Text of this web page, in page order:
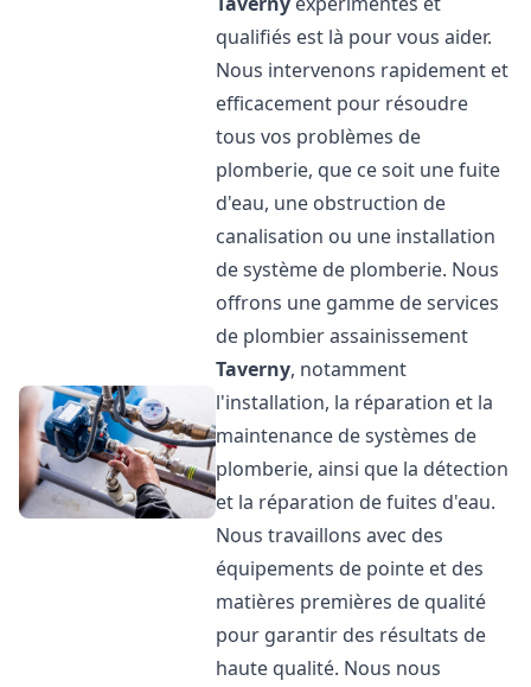
qualifiés est là pour vous aider.
Nous intervenons rapidement et
efficacement pour résoudre
tous vos problèmes de
plomberie, que ce soit une fuite
d'eau, une obstruction de
canalisation ou une installation
de système de plomberie. Nous
offrons une gamme de services
de plombier assainissement
Taverny, notamment
l'installation, la réparation et la
maintenance de systèmes de
plomberie, ainsi que la détection
et la réparation de fuites d'eau.
Nous travaillons avec des
équipements de pointe et des
matières premières de qualité
pour garantir des résultats de
haute qualité. Nous nous